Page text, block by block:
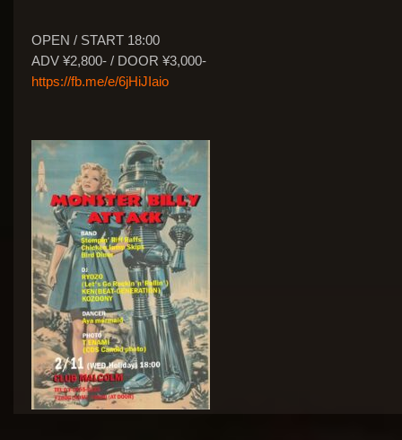
OPEN / START 18:00
ADV ¥2,800- / DOOR ¥3,000-
https://fb.me/e/6jHiJIaio